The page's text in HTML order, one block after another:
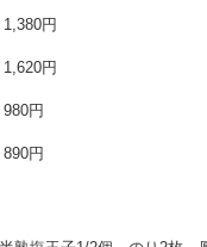
1,380円
1,620円
980円
890円